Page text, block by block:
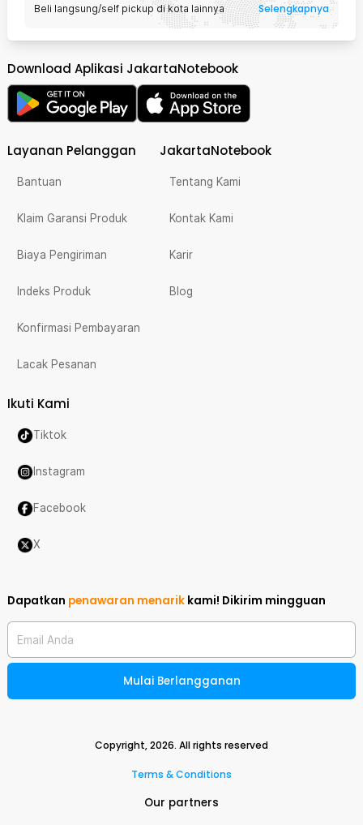
Beli langsung/self pickup di kota lainnya Selengkapnya
Download Aplikasi JakartaNotebook
Layanan Pelanggan
Bantuan
Klaim Garansi Produk
Biaya Pengiriman
Indeks Produk
Konfirmasi Pembayaran
Lacak Pesanan
JakartaNotebook
Tentang Kami
Kontak Kami
Karir
Blog
Ikuti Kami
Tiktok
Instagram
Facebook
X
Dapatkan penawaran menarik kami! Dikirim mingguan
Email Anda
Mulai Berlangganan
Copyright,2026. All rights reserved
Terms & Conditions
Our partners